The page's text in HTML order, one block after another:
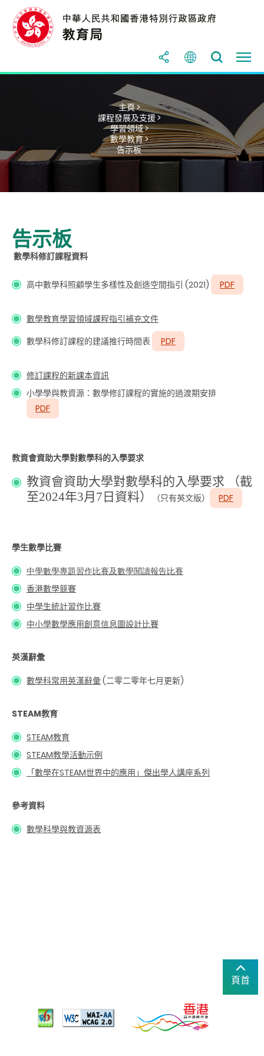
主頁 >
課程發展及支援 >
學習領域 >
數學教育 >
告示板
告示板
數學科修訂課程資料
高中數學科照顧學生多樣性及創造空間指引 (2021) PDF
數學教育學習領域課程指引補充文件
數學科修訂課程的建議推行時間表
PDF
修訂課程的新課本資訊
小學學與教資源：數學修訂課程的實施的過渡期安排
PDF
教資會資助大學對數學科的入學要求
教資會資助大學對數學科的入學要求 （截
至2024年3月7日資料）
（只有英文版） PDF
學生數學比賽
中學數學專題習作比賽及數學閱讀報告比賽
香港數學競賽
中學生統計習作比賽
中小學數學應用創意信息圖設計比賽
英漢辭彙
數學科常用英漢辭彙(二零二零年七月更新)
STEAM教育
STEAM教育
STEAM教學活動示例
「數學在STEAM世界中的應用」傑出學人講座系列
參考資料
數學科學與教資源表
頁首